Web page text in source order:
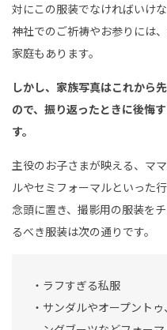
対にこの服装でなければいけ
神社でのご祈祷やお参りには
家庭もあります。
しかし、家族写真はこれから
ので、振り返ったときに後悔
す。
主役のお子さまが映える、マ
ルやセミフォーマルといった
念頭に置き、撮影用の服装を
るべき服装は次の通りです。
・ラフすぎる私服
・サンダルやオープント